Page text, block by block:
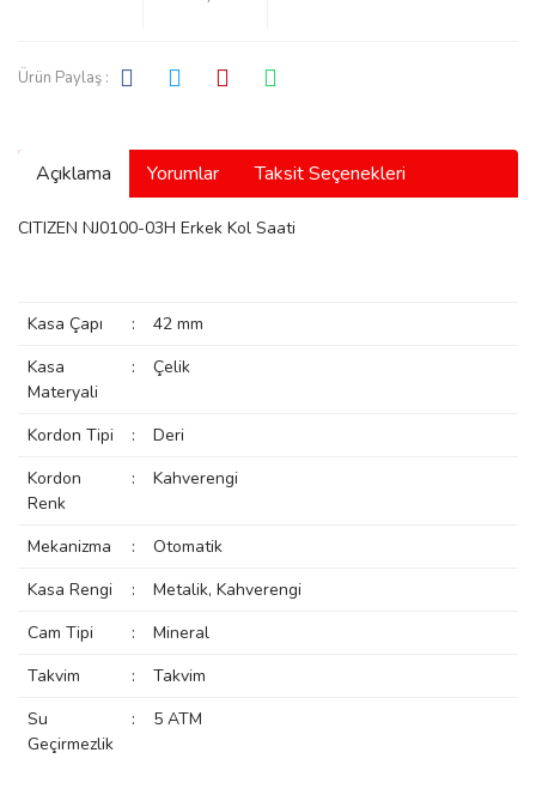
Manoir
Ürün Paylaş :
Açıklama Yorumlar Taksit Seçenekleri
CITIZEN NJ0100-03H Erkek Kol Saati
Kasa Çapı :
42 mm
Kasa
Materyali
: Çelik
Kordon Tipi :
Deri
Kordon
Renk
: Kahverengi
Mekanizma :
Otomatik
Kasa Rengi
:
Metalik, Kahverengi
Cam Tipi
:
Mineral
Takvim
:
Takvim
Su
Geçirmezlik
: 5 ATM